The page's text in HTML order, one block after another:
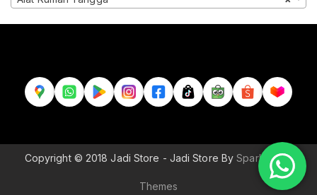
Copyright © 2018 Jadi Store - Jadi Store BySparkle Wp
Themes